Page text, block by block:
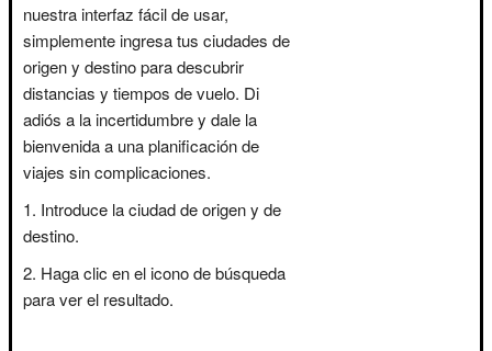
nuestra interfaz fácil de usar,
simplemente ingresa tus ciudades de
origen y destino para descubrir
distancias y tiempos de vuelo. Di
adiós a la incertidumbre y dale la
bienvenida a una planificación de
viajes sin complicaciones.
Introduce la ciudad de origen y de
destino.
Haga clic en el icono de búsqueda
para ver el resultado.